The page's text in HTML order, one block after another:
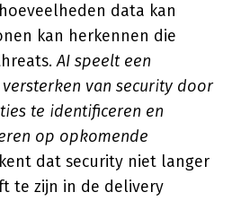
data kan
kan herkennen die
AI speelt een
van security door
te identificeren en
op opkomende
dat security niet langer
te zijn in de delivery